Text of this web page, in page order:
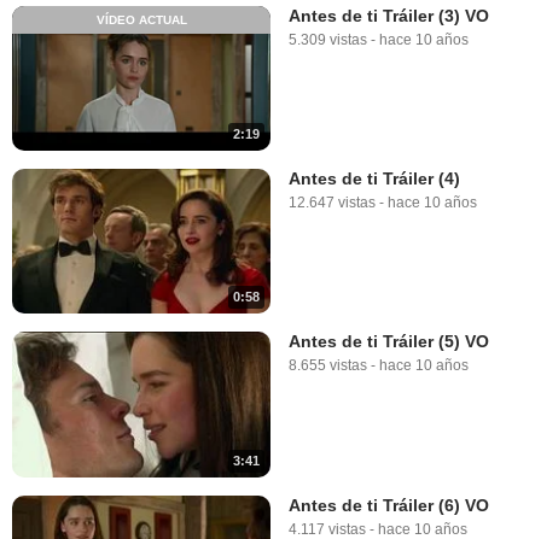
2:19
VÍDEO ACTUAL Antes de ti Tráiler (3) VO
5.309 vistas - hace 10 años
0:58
Antes de ti Tráiler (4)
12.647 vistas - hace 10 años
3:41
Antes de ti Tráiler (5) VO
8.655 vistas - hace 10 años
Antes de ti Tráiler (6) VO
4.117 vistas - hace 10 años